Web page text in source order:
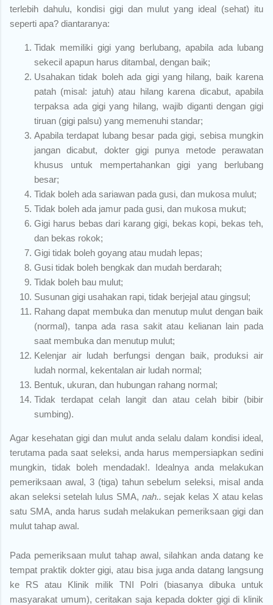
terlebih dahulu, kondisi gigi dan mulut yang ideal (sehat) itu
seperti apa? diantaranya:
Tidak memiliki gigi yang berlubang, apabila ada lubang
sekecil apapun harus ditambal, dengan baik;
Usahakan tidak boleh ada gigi yang hilang, baik karena
patah (misal: jatuh) atau hilang karena dicabut, apabila
terpaksa ada gigi yang hilang, wajib diganti dengan gigi
tiruan (gigi palsu) yang memenuhi standar;
Apabila terdapat lubang besar pada gigi, sebisa mungkin
jangan dicabut, dokter gigi punya metode perawatan
khusus untuk mempertahankan gigi yang berlubang
besar;
Tidak boleh ada sariawan pada gusi, dan mukosa mulut;
Tidak boleh ada jamur pada gusi, dan mukosa mukut;
Gigi harus bebas dari karang gigi, bekas kopi, bekas teh,
dan bekas rokok;
Gigi tidak boleh goyang atau mudah lepas;
Gusi tidak boleh bengkak dan mudah berdarah;
Tidak boleh bau mulut;
Susunan gigi usahakan rapi, tidak berjejal atau gingsul;
Rahang dapat membuka dan menutup mulut dengan baik
(normal), tanpa ada rasa sakit atau kelianan lain pada
saat membuka dan menutup mulut;
Kelenjar air ludah berfungsi dengan baik, produksi air
ludah normal, kekentalan air ludah normal;
Bentuk, ukuran, dan hubungan rahang normal;
Tidak terdapat celah langit dan atau celah bibir (bibir
sumbing).
Agar kesehatan gigi dan mulut anda selalu dalam kondisi ideal,
terutama pada saat seleksi, anda harus mempersiapkan sedini
mungkin, tidak boleh mendadak!. Idealnya anda melakukan
pemeriksaan awal, 3 (tiga) tahun sebelum seleksi, misal anda
akan seleksi setelah lulus SMA, nah.. sejak kelas X atau kelas
satu SMA, anda harus sudah melakukan pemeriksaan gigi dan
mulut tahap awal.
Pada pemeriksaan mulut tahap awal, silahkan anda datang ke
tempat praktik dokter gigi, atau bisa juga anda datang langsung
ke RS atau Klinik milik TNI Polri (biasanya dibuka untuk
masyarakat umum), ceritakan saja kepada dokter gigi di klinik